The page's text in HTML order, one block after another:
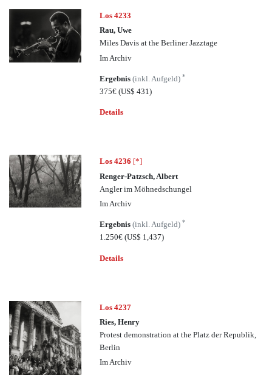
Los 4233
Rau, Uwe
Miles Davis at the Berliner Jazztage
Im Archiv
Ergebnis(inkl. Aufgeld)*
375€(US$ 431)
Details
Los 4236 [*]
Renger-Patzsch, Albert
Angler im Möhnedschungel
Im Archiv
Ergebnis(inkl. Aufgeld)*
1.250€(US$ 1,437)
Details
Los 4237
Ries, Henry
Protest demonstration at the Platz der Republik,
Berlin
Im Archiv